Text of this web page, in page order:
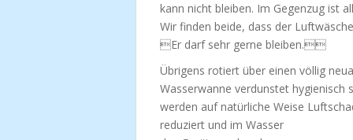
kann nicht bleiben. Im Gegenzug ist
Wir finden beide, dass der
Er darf sehr gerne bleiben.
Übrigens rotiert über einen völlig
Wasserwanne verdunstet hygienisch
werden auf natürliche Weise
reduziert und im Wasser